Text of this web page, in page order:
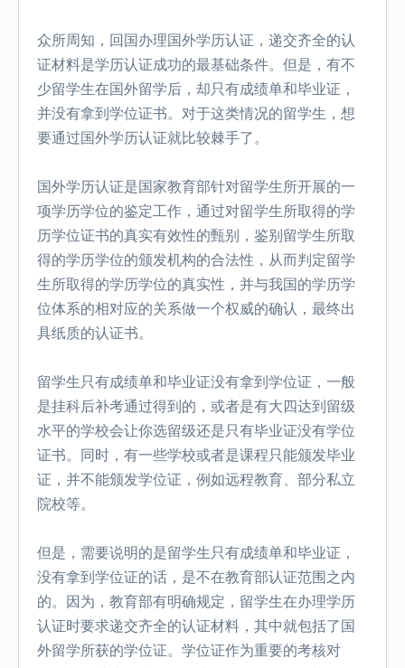
众所周知，回国办理国外学历认证，递交齐全的认
证材料是学历认证成功的最基础条件。但是，有不
少留学生在国外留学后，却只有成绩单和毕业证，
并没有拿到学位证书。对于这类情况的留学生，想
要通过国外学历认证就比较棘手了。
国外学历认证是国家教育部针对留学生所开展的一
项学历学位的鉴定工作，通过对留学生所取得的学
历学位证书的真实有效性的甄别，鉴别留学生所取
得的学历学位的颁发机构的合法性，从而判定留学
生所取得的学历学位的真实性，并与我国的学历学
位体系的相对应的关系做一个权威的确认，最终出
具纸质的认证书。
留学生只有成绩单和毕业证没有拿到学位证，一般
是挂科后补考通过得到的，或者是有大四达到留级
水平的学校会让你选留级还是只有毕业证没有学位
证书。同时，有一些学校或者是课程只能颁发毕业
证，并不能颁发学位证，例如远程教育、部分私立
院校等。
但是，需要说明的是留学生只有成绩单和毕业证，
没有拿到学位证的话，是不在教育部认证范围之内
的。因为，教育部有明确规定，留学生在办理学历
认证时要求递交齐全的认证材料，其中就包括了国
外留学所获的学位证。学位证作为重要的考核对